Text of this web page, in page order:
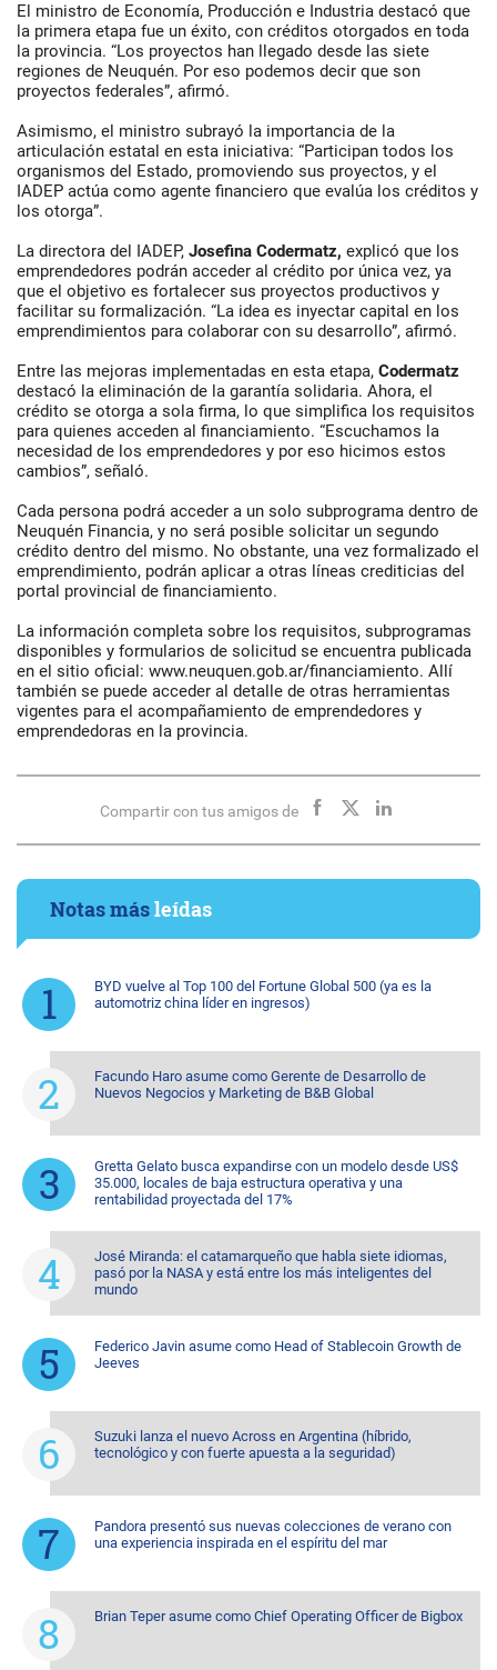
El ministro de Economía, Producción e Industria destacó que
la primera etapa fue un éxito, con créditos otorgados en toda
la provincia. “Los proyectos han llegado desde las siete
regiones de Neuquén. Por eso podemos decir que son
proyectos federales”, afirmó.
Asimismo, el ministro subrayó la importancia de la
articulación estatal en esta iniciativa: “Participan todos los
organismos del Estado, promoviendo sus proyectos, y el
IADEP actúa como agente financiero que evalúa los créditos y
los otorga”.
La directora del IADEP, Josefina Codermatz, explicó que los
emprendedores podrán acceder al crédito por única vez, ya
que el objetivo es fortalecer sus proyectos productivos y
facilitar su formalización. “La idea es inyectar capital en los
emprendimientos para colaborar con su desarrollo”, afirmó.
Entre las mejoras implementadas en esta etapa, Codermatz
destacó la eliminación de la garantía solidaria. Ahora, el
crédito se otorga a sola firma, lo que simplifica los requisitos
para quienes acceden al financiamiento. “Escuchamos la
necesidad de los emprendedores y por eso hicimos estos
cambios”, señaló.
Cada persona podrá acceder a un solo subprograma dentro de
Neuquén Financia, y no será posible solicitar un segundo
crédito dentro del mismo. No obstante, una vez formalizado el
emprendimiento, podrán aplicar a otras líneas crediticias del
portal provincial de financiamiento.
La información completa sobre los requisitos, subprogramas
disponibles y formularios de solicitud se encuentra publicada
en el sitio oficial: www.neuquen.gob.ar/financiamiento. Allí
también se puede acceder al detalle de otras herramientas
vigentes para el acompañamiento de emprendedores y
emprendedoras en la provincia.
Compartir con tus amigos de
Notas másleídas
BYD vuelve al Top 100 del Fortune Global 500 (ya es la
automotriz china líder en ingresos)
Facundo Haro asume como Gerente de Desarrollo de
Nuevos Negocios y Marketing de B&B Global
Gretta Gelato busca expandirse con un modelo desde US$
35.000, locales de baja estructura operativa y una
rentabilidad proyectada del 17%
José Miranda: el catamarqueño que habla siete idiomas,
pasó por la NASA y está entre los más inteligentes del
mundo
Federico Javin asume como Head of Stablecoin Growth de
Jeeves
Suzuki lanza el nuevo Across en Argentina (híbrido,
tecnológico y con fuerte apuesta a la seguridad)
Pandora presentó sus nuevas colecciones de verano con
una experiencia inspirada en el espíritu del mar
Brian Teper asume como Chief Operating Officer de Bigbox